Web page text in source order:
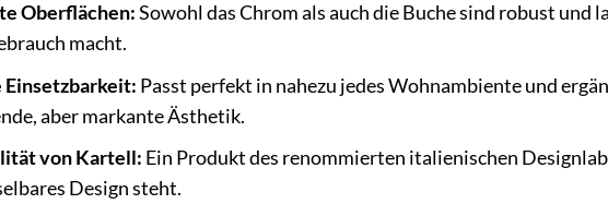
Oberflächen:Sowohl das Chrom als auch die Buche sind robust und
macht.
Passt perfekt in nahezu jedes Wohnambiente und
aber markante Ästhetik.
von Kartell: Ein Produkt des renommierten italienischen
Design steht.